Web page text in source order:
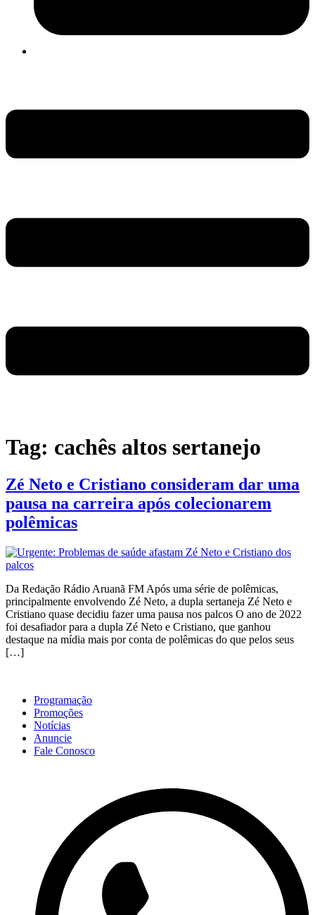
Tag: cachês altos sertanejo
Zé Neto e Cristiano consideram dar uma
pausa na carreira após colecionarem
polêmicas
Da Redação Rádio Aruanã FM Após uma série de polêmicas,
principalmente envolvendo Zé Neto, a dupla sertaneja Zé Neto e
Cristiano quase decidiu fazer uma pausa nos palcos O ano de 2022
foi desafiador para a dupla Zé Neto e Cristiano, que ganhou
destaque na mídia mais por conta de polêmicas do que pelos seus
[…]
Programação
Promoções
Notícias
Anuncie
Fale Conosco